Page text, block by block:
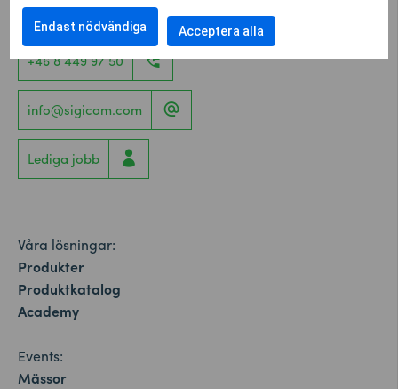
Kontakta oss
+46 8 449 97 50
info@sigicom.com
Lediga jobb
Våra lösningar:
Produkter
Produktkatalog
Academy
Events:
Mässor
Endast nödvändiga Acceptera alla